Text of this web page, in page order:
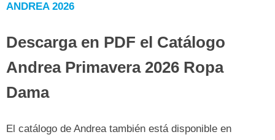
ANDREA 2026
Descarga en PDF el Catálogo
Andrea Primavera 2026 Ropa
Dama
El catálogo de Andrea también está disponible en